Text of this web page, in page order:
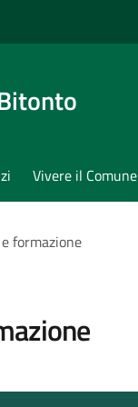
Vivere il Comune
formazione